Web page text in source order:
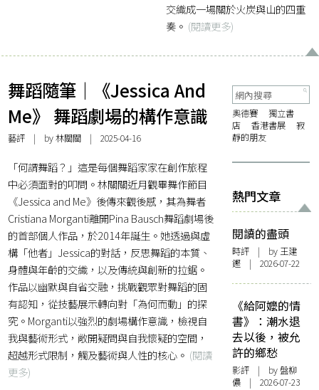
交織成一場關於火炭與山的四重
奏。 (閱讀更多)
舞蹈隨筆｜《Jessica And
Me》 舞蹈劇場的構作意識
藝評 | by林關關 | 2025-04-16
「何謂舞蹈？」這是每個舞蹈家家在創作旅程
中必須面對的叩問。林關關近月觀畢舞作節目
《Jessica and Me》後傳來觀後感，其為舞者
Cristiana Morganti離開Pina Bausch舞蹈劇場後
的首部個人作品，於2014年誕生。她透過與虛
構「他者」Jessica的對話，反思舞蹈的本質、
身體與年齡的交織，以及傳統與創新的拉鋸。
作品以幽默與自省交融，挑戰觀眾對舞蹈的固
有認知，從技藝展示轉向對「為何而動」的探
究。Morganti以強烈的劇場構作意識，檢視自
我與藝術形式，敞開疑問與自我懷疑的空間，
超越形式限制，觸及藝術與人性的核心。 (閱讀
更多)
奧德賽
獨立書
店
香港書展
寂
靜的朋友
熱門文章
閱讀的盡頭
時評 | by 王建
鏗 | 2026-07-22
《給阿嬤的情
書》：潮水退
去以後，被允
許的鄉愁
影評 | by 盤柳
儂 | 2026-07-23